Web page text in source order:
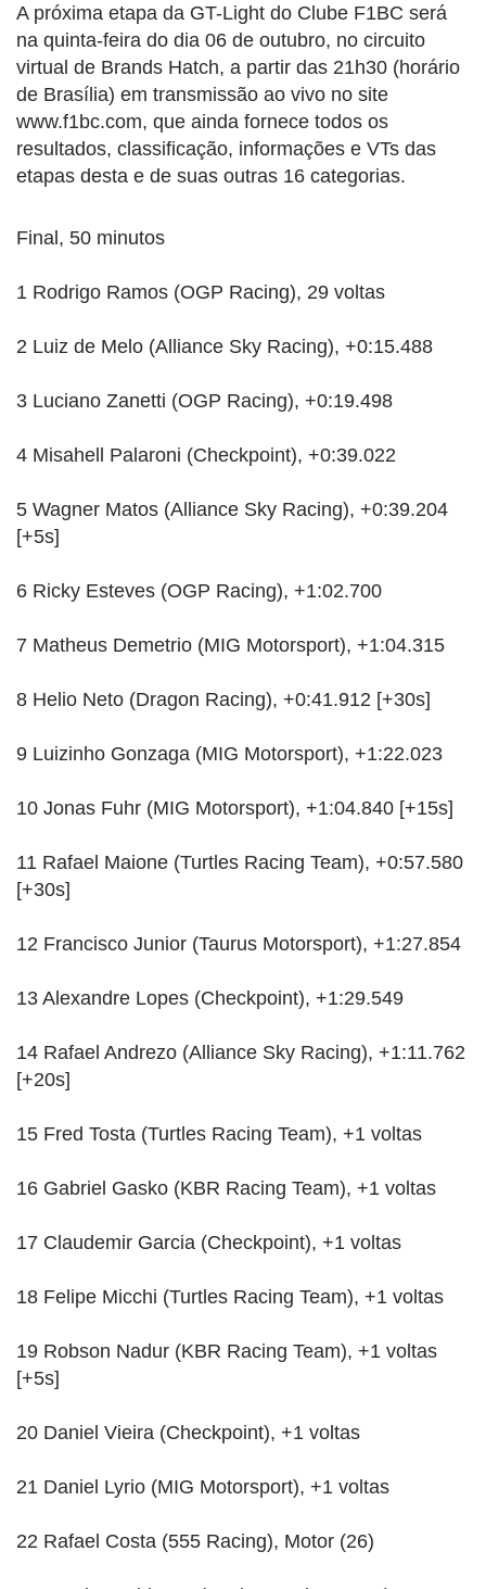
A próxima etapa da GT-Light do Clube F1BC será
na quinta-feira do dia 06 de outubro, no circuito
virtual de Brands Hatch, a partir das 21h30 (horário
de Brasília) em transmissão ao vivo no site
www.f1bc.com, que ainda fornece todos os
resultados, classificação, informações e VTs das
etapas desta e de suas outras 16 categorias.
Final, 50 minutos
1 Rodrigo Ramos (OGP Racing), 29 voltas
2 Luiz de Melo (Alliance Sky Racing), +0:15.488
3 Luciano Zanetti (OGP Racing), +0:19.498
4 Misahell Palaroni (Checkpoint), +0:39.022
5 Wagner Matos (Alliance Sky Racing), +0:39.204
[+5s]
6 Ricky Esteves (OGP Racing), +1:02.700
7 Matheus Demetrio (MIG Motorsport), +1:04.315
8 Helio Neto (Dragon Racing), +0:41.912 [+30s]
9 Luizinho Gonzaga (MIG Motorsport), +1:22.023
10 Jonas Fuhr (MIG Motorsport), +1:04.840 [+15s]
11 Rafael Maione (Turtles Racing Team), +0:57.580
[+30s]
12 Francisco Junior (Taurus Motorsport), +1:27.854
13 Alexandre Lopes (Checkpoint), +1:29.549
14 Rafael Andrezo (Alliance Sky Racing), +1:11.762
[+20s]
15 Fred Tosta (Turtles Racing Team), +1 voltas
16 Gabriel Gasko (KBR Racing Team), +1 voltas
17 Claudemir Garcia (Checkpoint), +1 voltas
18 Felipe Micchi (Turtles Racing Team), +1 voltas
19 Robson Nadur (KBR Racing Team), +1 voltas
[+5s]
20 Daniel Vieira (Checkpoint), +1 voltas
21 Daniel Lyrio (MIG Motorsport), +1 voltas
22 Rafael Costa (555 Racing), Motor (26)